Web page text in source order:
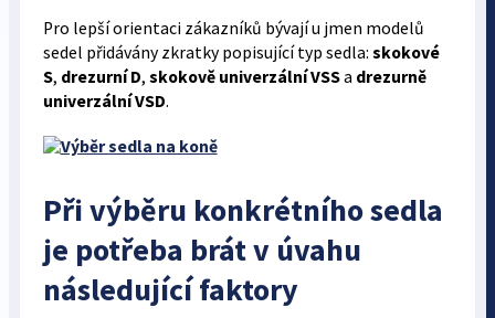
Pro lepší orientaci zákazníků bývají u jmen modelů
sedel přidávány zkratky popisující typ sedla: skokové
S, drezurní D, skokově univerzální VSSa drezurně
univerzální VSD.
Při výběru konkrétního sedla
je potřeba brát v úvahu
následující faktory